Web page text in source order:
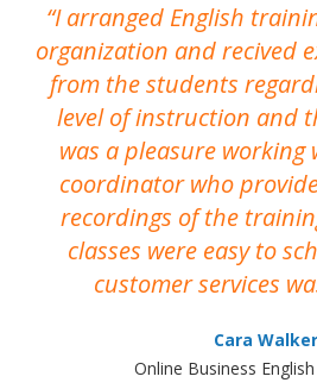
I arranged English
organization and recived
from the students
level of instruction and
was a pleasure working
coordinator who
recordings of the
classes were easy to
customer services
Cara Walker
Online Business